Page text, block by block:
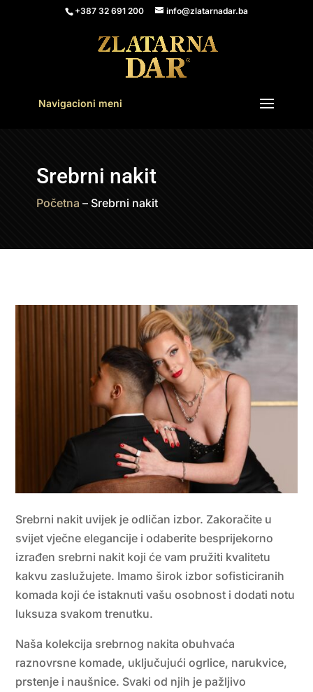
+387 32 691 200 info@zlatarnadar.ba
Navigacioni meni
Srebrni nakit
Početna – Srebrni nakit
Srebrni nakit uvijek je odličan izbor. Zakoračite u
svijet vječne elegancije i odaberite besprijekorno
izrađen srebrni nakit koji će vam pružiti kvalitetu
kakvu zaslužujete. Imamo širok izbor sofisticiranih
komada koji će istaknuti vašu osobnost i dodati notu
luksuza svakom trenutku.
Naša kolekcija srebrnog nakita obuhvaća
raznovrsne komade, uključujući ogrlice, narukvice,
prstenje i naušnice. Svaki od njih je pažljivo